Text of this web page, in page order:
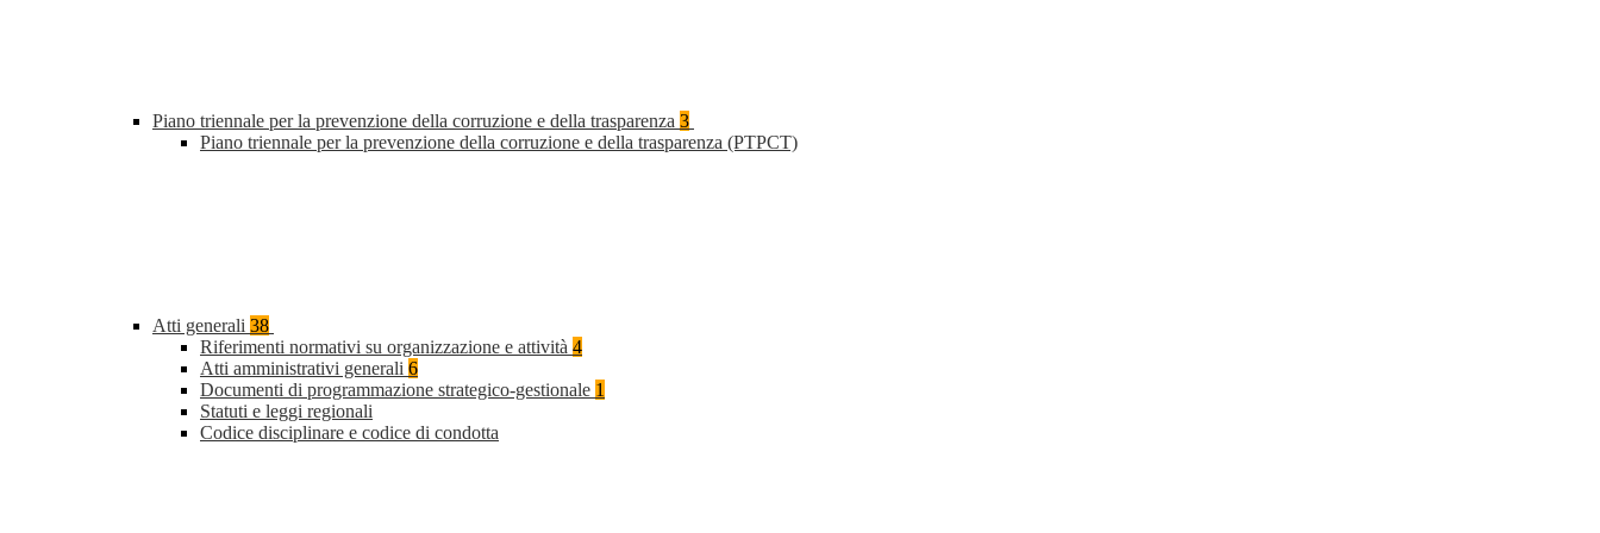
Piano triennale per la prevenzione della corruzione e della trasparenza 3
Piano triennale per la prevenzione della corruzione e della trasparenza (PTPCT)
Atti generali 38
Riferimenti normativi su organizzazione e attività 4
Atti amministrativi generali 6
Documenti di programmazione strategico-gestionale 1
Statuti e leggi regionali
Codice disciplinare e codice di condotta